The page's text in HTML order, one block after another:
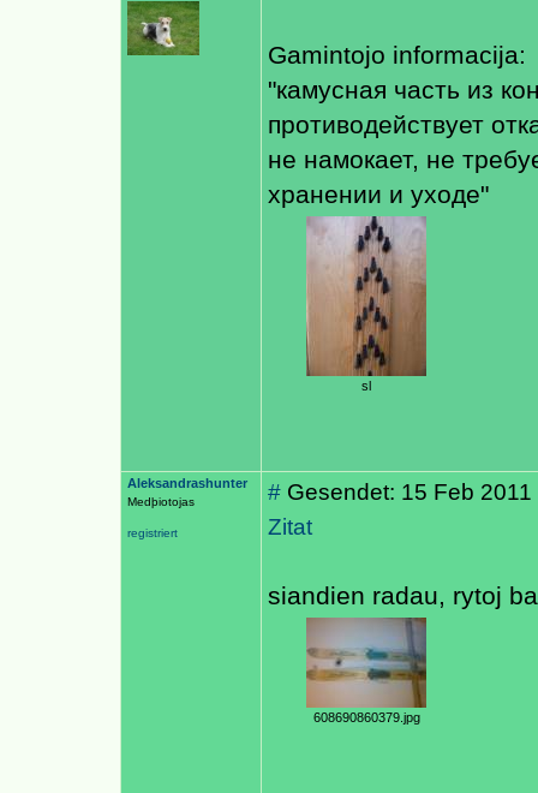
Gamintojo informacija:
"камусная часть из
противодействует
не намокает, не
хранении и уходе"
sl
Aleksandrashunter
Medþiotojas
registriert
# Gesendet: 15 Feb 2011
Zitat
siandien radau, rytoj
608690860379.jpg